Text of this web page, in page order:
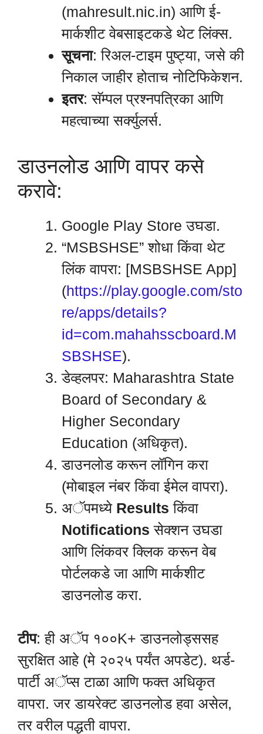
(mahresult.nic.in) आणि ई-
मार्कशीट वेबसाइटकडे थेट लिंक्स.
सूचना: रिअल-टाइम पुष्ट्या, जसे की
निकाल जाहीर होताच नोटिफिकेशन.
इतर: सॅम्पल प्रश्नपत्रिका आणि
महत्वाच्या सर्क्युलर्स.
डाउनलोड आणि वापर कसे
करावे:
Google Play Store उघडा.
“MSBSHSE” शोधा किंवा थेट
लिंक वापरा: [MSBSHSE App]
(https://play.google.com/sto
re/apps/details?
id=com.mahahsscboard.M
SBSHSE).
डेव्हलपर: Maharashtra State
Board of Secondary &
Higher Secondary
Education (अधिकृत).
डाउनलोड करून लॉगिन करा
(मोबाइल नंबर किंवा ईमेल वापरा).
अॅपमध्ये Results किंवा
Notifications सेक्शन उघडा
आणि लिंकवर क्लिक करून वेब
पोर्टलकडे जा आणि मार्कशीट
डाउनलोड करा.
टीप: ही अॅप १००K+ डाउनलोड्ससह
सुरक्षित आहे (मे २०२५ पर्यंत अपडेट). थर्ड-
पार्टी अॅप्स टाळा आणि फक्त अधिकृत
वापरा. जर डायरेक्ट डाउनलोड हवा असेल,
तर वरील पद्धती वापरा.